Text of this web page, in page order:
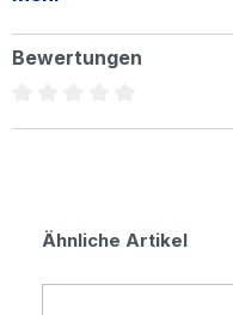
Bewertungen
Produktgalerie
Ähnliche Artikel